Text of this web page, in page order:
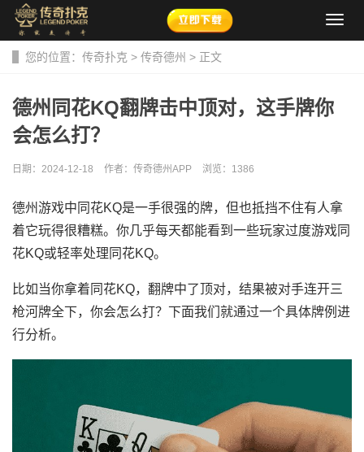
导
您的位置： 传奇扑克 > 传奇德州 > 正文
德州同花KQ翻牌击中顶对，这手牌你
会怎么打？
日期：2024-12-18 作者：传奇德州APP 浏览： 1386
德州游戏中同花KQ是一手很强的牌，但也抵挡不住有人拿
着它玩得很糟糕。你几乎每天都能看到一些玩家过度游戏同
花KQ或轻率处理同花KQ。
比如当你拿着同花KQ，翻牌中了顶对，结果被对手连开三
枪河牌全下，你会怎么打？下面我们就通过一个具体牌例进
行分析。